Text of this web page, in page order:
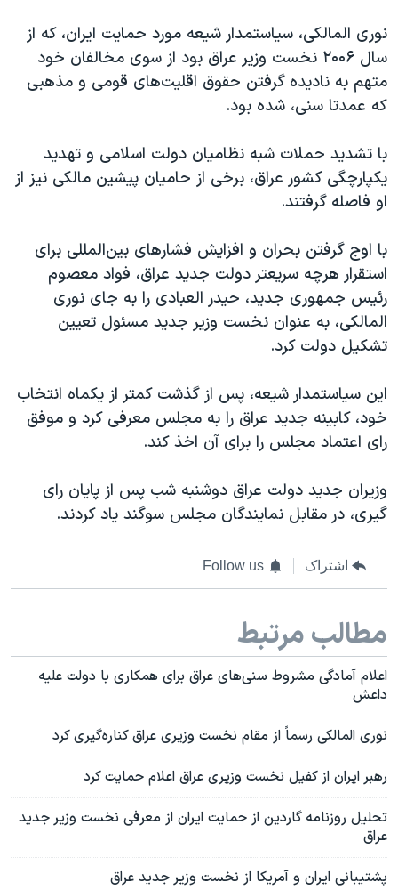
نوری المالکی، سیاستمدار شیعه مورد حمایت ایران، که از
سال ۲۰۰۶ نخست وزیر عراق بود از سوی مخالفان خود
متهم به نادیده گرفتن حقوق اقلیت‌های قومی و مذهبی
که عمدتا سنی، شده بود.
با تشدید حملات شبه نظامیان دولت اسلامی و تهدید
یکپارچگی کشور عراق، برخی از حامیان پیشین مالکی نیز از
او فاصله گرفتند.
با اوج گرفتن بحران و افزایش فشارهای بین‌المللی برای
استقرار هرچه سریعتر دولت جدید عراق، فواد معصوم
رئیس جمهوری جدید، حیدر العبادی را به جای نوری
المالکی، به عنوان نخست وزیر جدید مسئول تعیین
تشکیل دولت کرد.
این سیاستمدار شیعه، پس از گذشت کمتر از یکماه انتخاب
خود، کابینه جدید عراق را به مجلس معرفی کرد و موفق
رای اعتماد مجلس را برای آن اخذ کند.
وزیران جدید دولت عراق دوشنبه شب پس از پایان رای
گیری، در مقابل نمایندگان مجلس سوگند یاد کردند.
اشتراک Follow us
مطالب مرتبط
اعلام آمادگی مشروط سنی‌های عراق برای همکاری با دولت علیه
داعش
نوری المالکی رسماً از مقام نخست وزیری عراق کناره‌گیری کرد
رهبر ایران از کفیل نخست وزیری عراق اعلام حمایت کرد
تحلیل روزنامه گاردین از حمایت ایران از معرفی نخست وزیر جدید
عراق
پشتیبانی ایران و آمریکا از نخست وزیر جدید عراق